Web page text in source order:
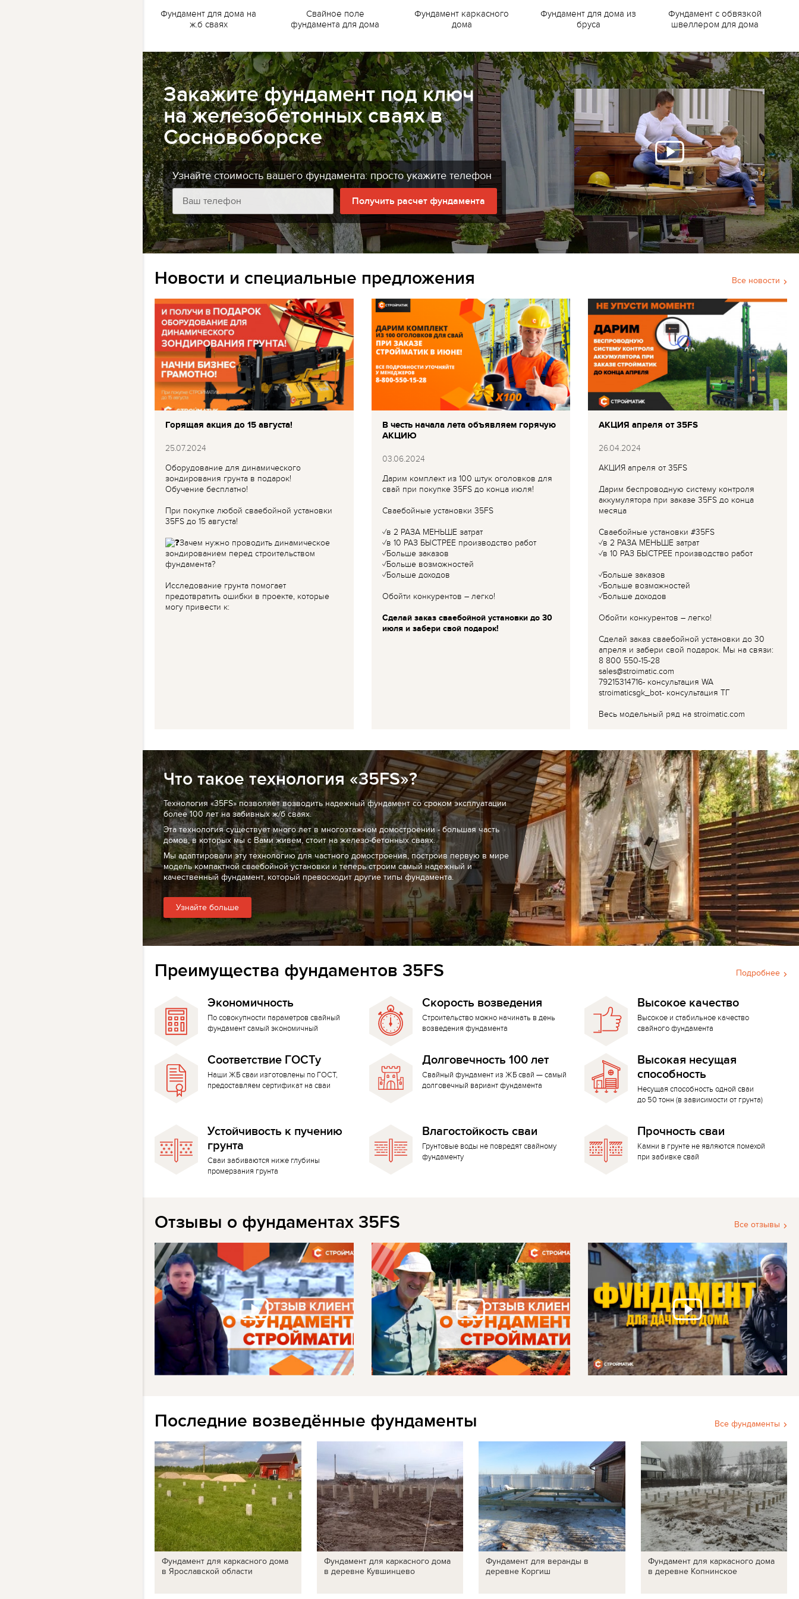
Фундамент для дома на
ж.б сваях
Свайное поле
фундамента для дома
Фундамент каркасного
дома
Фундамент для дома из
бруса
Фундамент с обвязкой
швеллером для дома
Закажите фундамент под ключ
на железобетонных сваях в
Сосновоборске
Узнайте стоимость вашего фундамента: просто укажите телефон
Получить расчет фундамента
Все новости
Новости и специальные предложения
Горящая акция до 15 августа!
25.07.2024
Оборудование для динамического
зондирования грунта в подарок!
Обучение бесплатно!
При покупке любой сваебойной установки
35FS до 15 августа!
Зачем нужно проводить динамическое
зондированием перед строительством
фундамента?
Исследование грунта помогает
предотвратить ошибки в проекте, которые
могу привести к:
В честь начала лета объявляем горячую
АКЦИЮ
03.06.2024
Дарим комплект из 100 штук оголовков для
свай при покупке 35FS до конца июля!
Сваебойные установки 35FS
✓в 2 РАЗА МЕНЬШЕ затрат
✓в 10 РАЗ БЫСТРЕЕ производство работ
✓Больше заказов
✓Больше возможностей
✓Больше доходов
Обойти конкурентов – легко!
Сделай заказ сваебойной установки до 30
июля и забери свой подарок!
АКЦИЯ апреля от 35FS
26.04.2024
АКЦИЯ апреля от 35FS
Дарим беспроводную систему контроля
аккумулятора при заказе 35FS до конца
месяца
Сваебойные установки #35FS
✓в 2 РАЗА МЕНЬШЕ затрат
✓в 10 РАЗ БЫСТРЕЕ производство работ
✓Больше заказов
✓Больше возможностей
✓Больше доходов
Обойти конкурентов – легко!
Сделай заказ сваебойной установки до 30
апреля и забери свой подарок. Мы на связи:
8 800 550-15-28
sales@stroimatic.com
79215314716- консультация WA
stroimaticsgk_bot- консультация ТГ
Весь модельный ряд на stroimatic.com
Что такое технология «35FS»?
Технология «35FS» позволяет возводить надежный фундамент со сроком эксплуатации
более 100 лет на забивных ж/б сваях.
Эта технология существует много лет в многоэтажном домостроении - большая часть
домов, в которых мы с Вами живем, стоит на железо-бетонных сваях.
Мы адаптировали эту технологию для частного домостроения, построив первую в мире
модель компактной сваебойной установки и теперь строим самый надежный и
качественный фундамент, который превосходит другие типы фундамента.
Узнайте больше
Подробнее
Преимущества фундаментов 35FS
Экономичность
По совокупности параметров свайный
фундамент самый экономичный
Скорость возведения
Строительство можно начинать в день
возведения фундамента
Высокое качество
Высокое и стабильное качество
свайного фундамента
Соответствие ГОСТу
Наши ЖБ сваи изготовлены по ГОСТ,
предоставляем сертификат на сваи
Долговечность 100 лет
Свайный фундамент из ЖБ свай — самый
долговечный вариант фундамента
Высокая несущая
способность
Несущая способность одной сваи
до 50 тонн (в зависимости от грунта)
Устойчивость к пучению
грунта
Сваи забиваются ниже глубины
промерзания грунта
Влагостойкость сваи
Грунтовые воды не повредят свайному
фундаменту
Прочность сваи
Камни в грунте не являются помехой
при забивке свай
Все отзывы
Отзывы о фундаментах 35FS
Все фундаменты
Последние возведённые фундаменты
Фундамент для каркасного дома
в Ярославской области
Фундамент для каркасного дома
в деревне Кувшинцево
Фундамент для веранды в
деревне Коргиш
Фундамент для каркасного дома
в деревне Копнинское